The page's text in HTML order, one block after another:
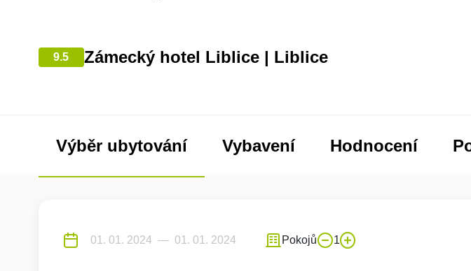
9.5 Zámecký hotel Liblice | Liblice
Výběr ubytování Vybavení Hodnocení
Pokojů 1